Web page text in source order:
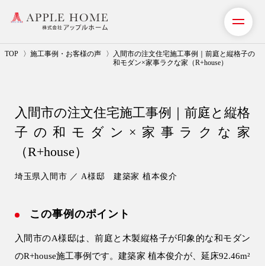
TOP 施工事例・お客様の声
入間市の注文住宅施工事例｜前庭と縦格子の
和モダン×家事ラクな家（R+house）
入間市の注文住宅施工事例｜前庭と縦格
子の和モダン×家事ラクな家
（R+house）
埼玉県入間市 ／ A様邸 建築家 植本俊介
この事例のポイント
入間市のA様邸は、前庭と木製縦格子が印象的な和モダン
のR+house施工事例です。建築家 植本俊介が、延床92.46m²
事業紹介（注文住宅）
リフォーム・リノベーション
施工事例・お客様の声